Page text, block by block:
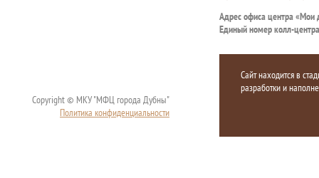
Адрес офиса центра «Мои
Единый номер колл-
Copyright © МКУ "МФЦ города Дубны"
Политика конфиденциальности
Сайт находится в
разработки и